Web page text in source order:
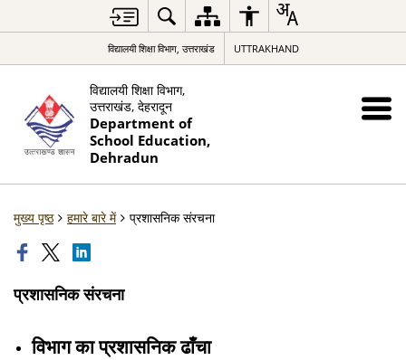
विद्यालयी शिक्षा विभाग, उत्तराखंड UTTRAKHAND
विद्यालयी शिक्षा विभाग,
उत्तराखंड, देहरादून
Department of
School Education,
Dehradun
मुख्य पृष्ठ हमारे बारे में प्रशासनिक संरचना
प्रशासनिक संरचना
विभाग का प्रशासनिक ढाँचा